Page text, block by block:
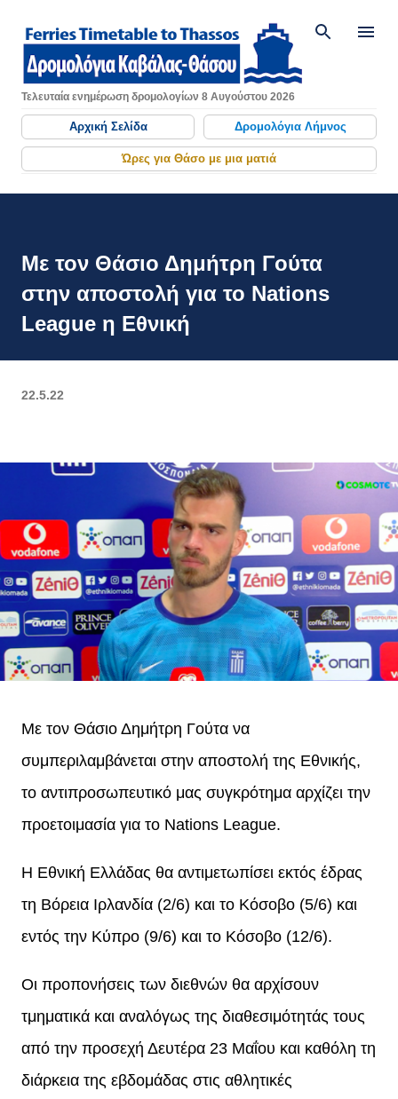
Μετάβαση στο κύριο περιεχόμενο
Τελευταία ενημέρωση δρομολογίων 8 Αυγούστου 2026
Αρχική Σελίδα Δρομολόγια Λήμνος
Ώρες για Θάσο με μια ματιά
Με τον Θάσιο Δημήτρη Γούτα
στην αποστολή για το Nations
League η Εθνική
22.5.22
Με τον Θάσιο Δημήτρη Γούτα να
συμπεριλαμβάνεται στην αποστολή της Εθνικής,
το αντιπροσωπευτικό μας συγκρότημα αρχίζει την
προετοιμασία για το Nations League.
Η Εθνική Ελλάδας θα αντιμετωπίσει εκτός έδρας
τη Βόρεια Ιρλανδία (2/6) και το Κόσοβο (5/6) και
εντός την Κύπρο (9/6) και το Κόσοβο (12/6).
Οι προπονήσεις των διεθνών θα αρχίσουν
τμηματικά και αναλόγως της διαθεσιμότητάς τους
από την προσεχή Δευτέρα 23 Μαΐου και καθόλη τη
διάρκεια της εβδομάδας στις αθλητικές